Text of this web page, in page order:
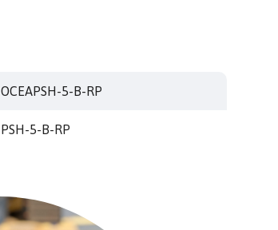
OCEAPSH-5-B-RP
PSH-5-B-RP